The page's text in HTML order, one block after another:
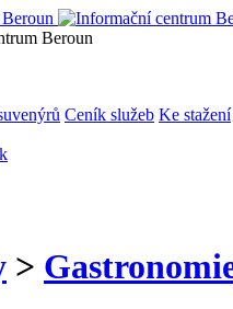
Ceník služeb Ke stažení
>